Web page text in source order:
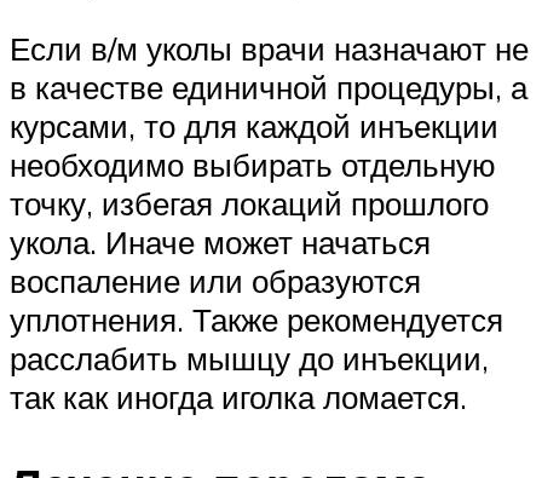
Если в/м уколы врачи назначают не
в качестве единичной процедуры, а
курсами, то для каждой инъекции
необходимо выбирать отдельную
точку, избегая локаций прошлого
укола. Иначе может начаться
воспаление или образуются
уплотнения. Также рекомендуется
расслабить мышцу до инъекции,
так как иногда иголка ломается.